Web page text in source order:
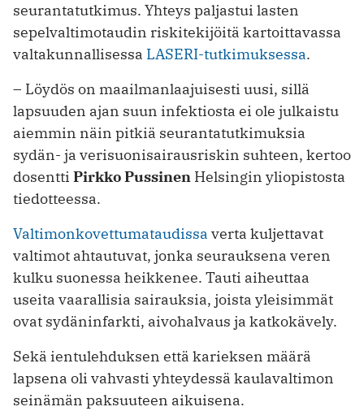
seurantatutkimus. Yhteys paljastui lasten
sepelvaltimotaudin riskitekijöitä kartoittavassa
valtakunnallisessa LASERI-tutkimuksessa.
– Löydös on maailmanlaajuisesti uusi, sillä
lapsuuden ajan suun infektiosta ei ole julkaistu
aiemmin näin pitkiä seurantatutkimuksia
sydän- ja verisuonisairausriskin suhteen, kertoo
dosentti Pirkko Pussinen Helsingin yliopistosta
tiedotteessa.
Valtimonkovettumataudissa verta kuljettavat
valtimot ahtautuvat, jonka seurauksena veren
kulku suonessa heikkenee. Tauti aiheuttaa
useita vaarallisia sairauksia, joista yleisimmät
ovat sydäninfarkti, aivohalvaus ja katkokävely.
Sekä ientulehduksen että karieksen määrä
lapsena oli vahvasti yhteydessä kaulavaltimon
seinämän paksuuteen aikuisena.